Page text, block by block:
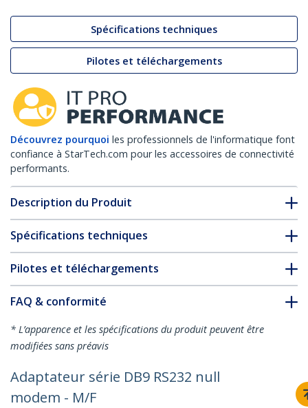
Spécifications techniques
Pilotes et téléchargements
Découvrez pourquoi les professionnels de l'informatique font
confiance à StarTech.com pour les accessoires de connectivité
performants.
Description du Produit
Spécifications techniques
Pilotes et téléchargements
FAQ & conformité
* L’apparence et les spécifications du produit peuvent être
modifiées sans préavis
Adaptateur série DB9 RS232 null
modem - M/F